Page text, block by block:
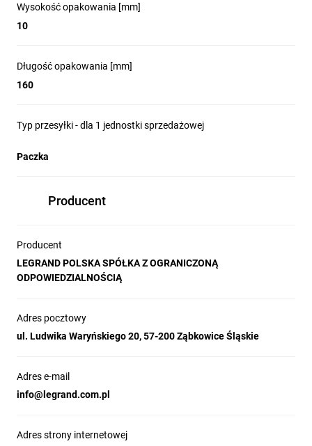
Wysokość opakowania [mm]
10
Długość opakowania [mm]
160
Typ przesyłki - dla 1 jednostki sprzedażowej
Paczka
Producent
Producent
LEGRAND POLSKA SPÓŁKA Z OGRANICZONĄ
ODPOWIEDZIALNOŚCIĄ
Adres pocztowy
ul. Ludwika Waryńskiego 20, 57-200 Ząbkowice Śląskie
Adres e-mail
info@legrand.com.pl
Adres strony internetowej